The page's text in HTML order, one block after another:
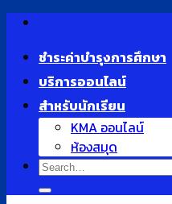
Skip
contentชำระค่าบำรุงการศึกษา
บริการออนไลน์
สำหรับนักเรียน
KMA ออนไลน์
ห้องสมุด